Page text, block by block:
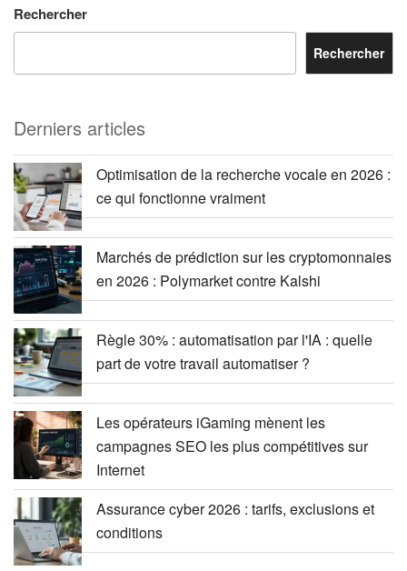
Rechercher
Rechercher
Derniers articles
Optimisation de la recherche vocale en 2026 :
ce qui fonctionne vraiment
Marchés de prédiction sur les cryptomonnaies
en 2026 : Polymarket contre Kalshi
Règle 30% : automatisation par l'IA : quelle
part de votre travail automatiser ?
Les opérateurs iGaming mènent les
campagnes SEO les plus compétitives sur
Internet
Assurance cyber 2026 : tarifs, exclusions et
conditions